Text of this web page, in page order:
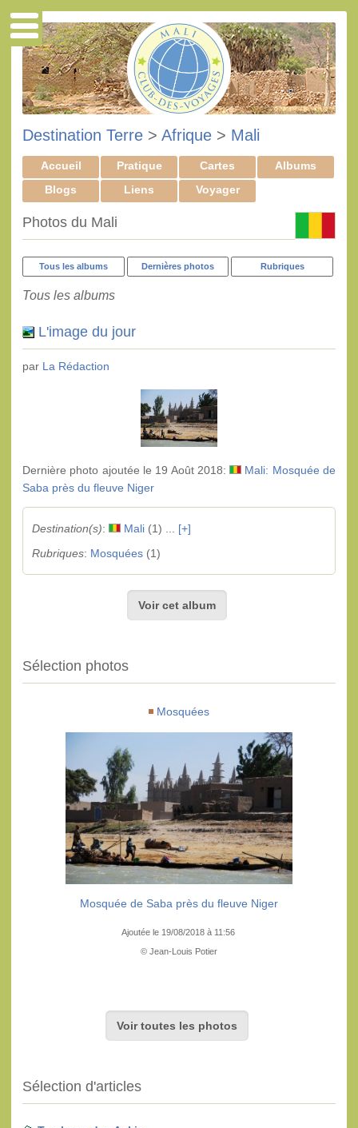
Destination Terre > Afrique > Mali
Accueil Pratique Cartes
Albums
Blogs
Liens Voyager
Photos du Mali
Tous les albums Dernières photos Rubriques
Tous les albums
L'image du jour
par La Rédaction
Dernière photo ajoutée le 19 Août 2018:
Mali: Mosquée de
Saba près du fleuve Niger
Destination(s): Mali(1) ... [+]
Rubriques: Mosquées(1)
Voir cet album
Sélection photos
Mosquées
Mosquée de Saba près du fleuve Niger
Ajoutée le 19/08/2018 à 11:56
© Jean-Louis Potier
Voir toutes les photos
Sélection d'articles